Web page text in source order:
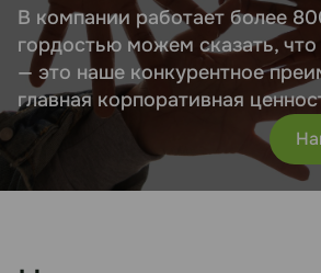
В компании работает более
гордостью можем сказать,
— это наше конкурентное
главная корпоративная